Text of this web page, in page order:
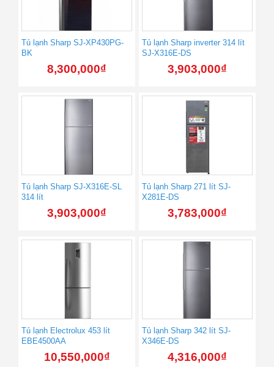
Tủ lạnh Sharp SJ-XP430PG-
BK
8,300,000₫
Tủ lạnh Sharp inverter 314 lít
SJ-X316E-DS
3,903,000₫
Tủ lạnh Sharp SJ-X316E-SL
314 lít
3,903,000₫
Tủ lạnh Sharp 271 lít SJ-
X281E-DS
3,783,000₫
Tủ lạnh Electrolux 453 lít
EBE4500AA
10,550,000₫
Tủ lạnh Sharp 342 lít SJ-
X346E-DS
4,316,000₫